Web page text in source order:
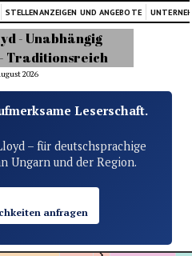
STELLENANZEIGEN UND ANGEBOTE
2026
Leserschaft.
– für deutschsprachige
Ungarn und der Region.
anfragen